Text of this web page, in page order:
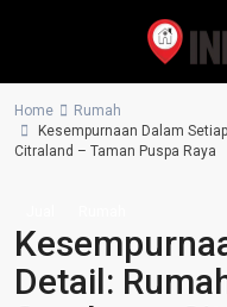
Home
Rumah
Kesempurnaan Dalam
Citraland – Taman Puspa Raya
Detail: